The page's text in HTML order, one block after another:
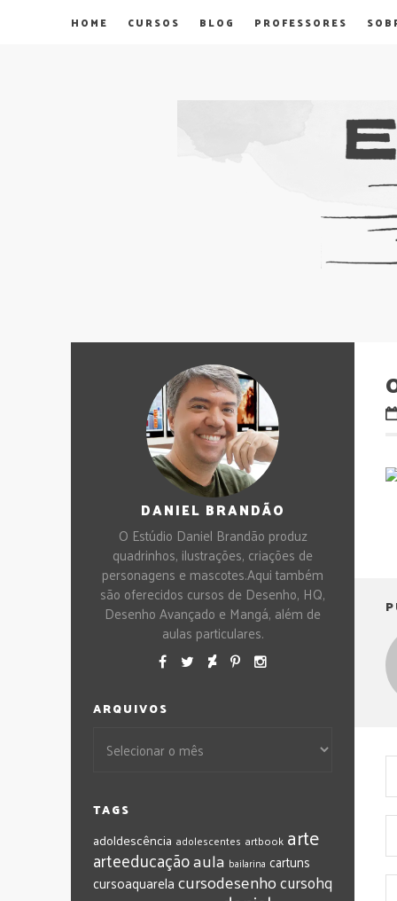
HOME CURSOS BLOG PROFESSORES
DANIEL BRANDÃO
O Estúdio Daniel Brandão produz
quadrinhos, ilustrações, criações de
personagens e mascotes.Aqui também
são oferecidos cursos de Desenho, HQ,
Desenho Avançado e Mangá, além de
aulas particulares.
ARQUIVOS
TAGS
adoldescência adolescentes artbook arte
arteeducaçãoaula bailarina cartuns
cursoaquarelacursodesenhocursohq